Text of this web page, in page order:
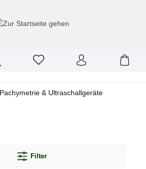
Pachymetrie & Ultraschallgeräte
Filter